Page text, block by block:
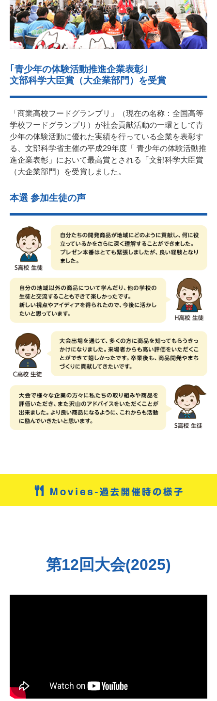
｢青少年の体験活動推進企業表彰｣
文部科学大臣賞（大企業部門）を受賞
「商業高校フードグランプリ」（現在の名称：全国高等
学校フードグランプリ）が社会貢献活動の一環として青
少年の体験活動に優れた実績を行っている企業を表彰す
る、文部科学省主催の平成29年度「 青少年の体験活動推
進企業表彰」において最高賞とされる「文部科学大臣賞
（大企業部門）を受賞しました。
本選 参加生徒の声
第12回大会(2025)